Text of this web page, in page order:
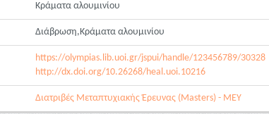
Κράματα αλουμινίου
Διάβρωση,Κράματα αλουμινίου
https://olympias.lib.uoi.gr/jspui/handle/123456789/30328
http://dx.doi.org/10.26268/heal.uoi.10216
Διατριβές Μεταπτυχιακής Έρευνας (Masters) - ΜΕΥ